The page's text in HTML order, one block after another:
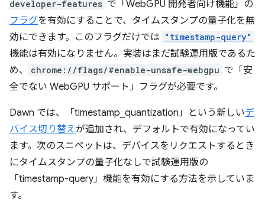
developer-features で「WebGPU 開発者向け機能」の
フラグを有効にすることで、タイムスタンプの量子化を無
効にできます。このフラグだけでは "timestamp-query"
機能は有効になりません。実装はまだ試験運用版であるた
め、
chrome://flags/#enable-unsafe-webgpu で「安
全でない WebGPU サポート」フラグが必要です。
Dawn では、「timestamp_quantization」という新しいデ
バイス切り替えが追加され、デフォルトで有効になってい
ます。次のスニペットは、デバイスをリクエストするとき
にタイムスタンプの量子化なしで試験運用版の
「timestamp-query」機能を有効にする方法を示していま
す。